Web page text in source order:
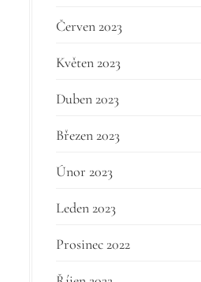
Červen 2023
Květen 2023
Duben 2023
Březen 2023
Únor 2023
Leden 2023
Prosinec 2022